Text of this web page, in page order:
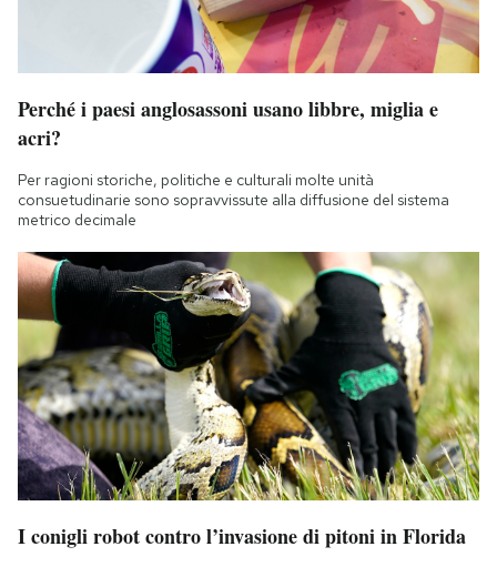
Perché i paesi anglosassoni usano libbre, miglia e
acri?
Per ragioni storiche, politiche e culturali molte unità
consuetudinarie sono sopravvissute alla diffusione del sistema
metrico decimale
I conigli robot contro l’invasione di pitoni in Florida